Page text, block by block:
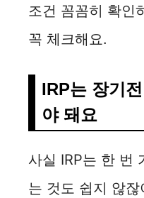
조건 꼼꼼히 확인
꼭 체크해요.
IRP는 장기
야 돼요
사실 IRP는 한 번
는 것도 쉽지 않